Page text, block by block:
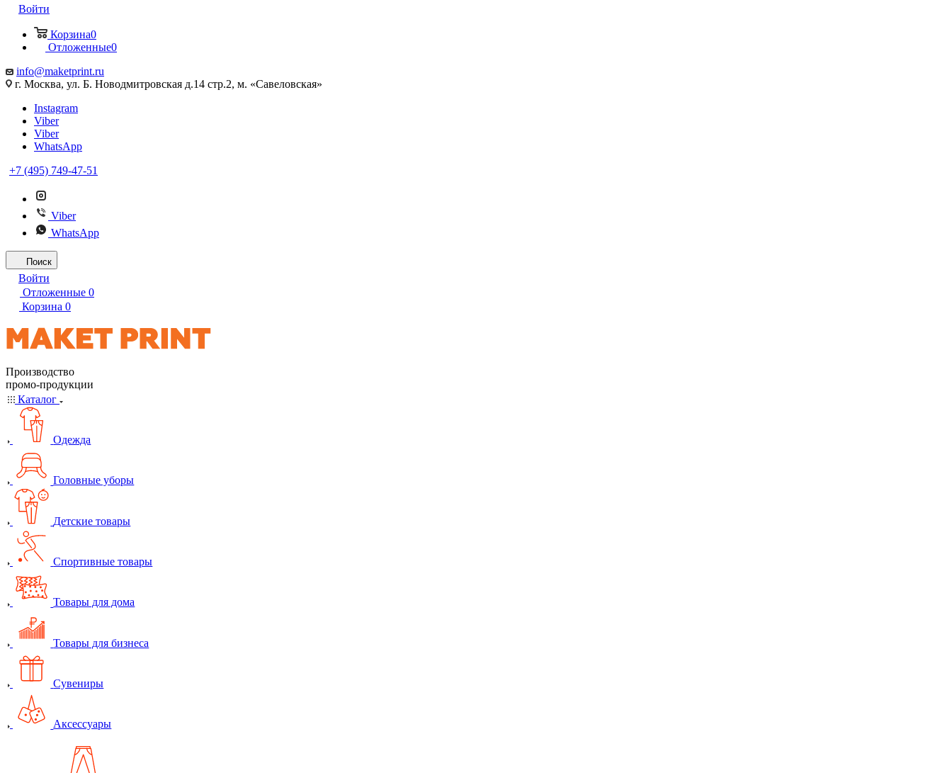
Войти
Корзина0
Отложенные0
info@maketprint.ru
г. Москва, ул. Б. Новодмитровская д.14 стр.2, м. «Савеловская»
Instagram
Viber
Viber
WhatsApp
+7 (495) 749-47-51
Viber
WhatsApp
Поиск
Войти
Отложенные 0
Корзина 0
Производство
промо-продукции
Каталог
Одежда
Головные уборы
Детские товары
Спортивные товары
Товары для дома
Товары для бизнеса
Сувениры
Аксессуары